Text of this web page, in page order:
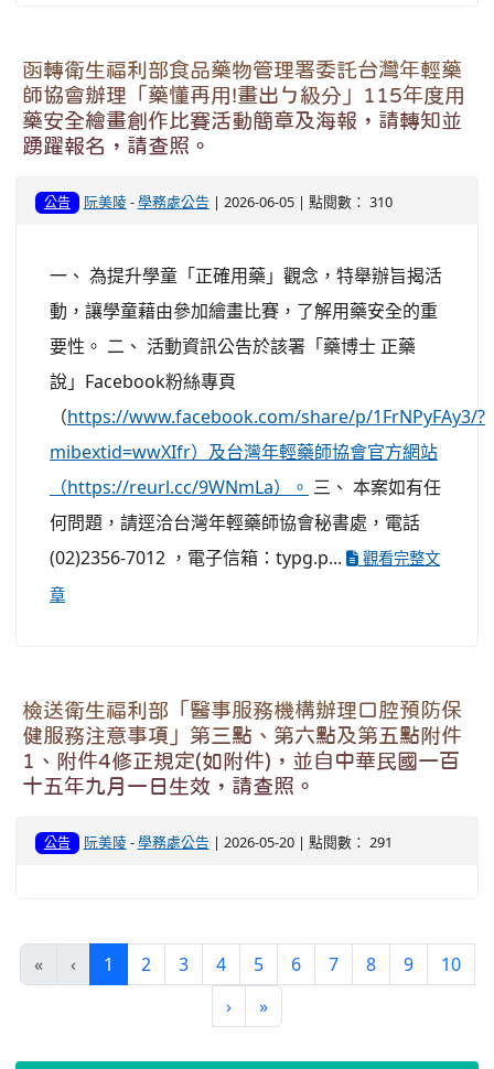
函轉衛生福利部食品藥物管理署委託台灣年輕藥
師協會辦理「藥懂再用!畫出ㄅ級分」115年度用
藥安全繪畫創作比賽活動簡章及海報，請轉知並
踴躍報名，請查照。
公告 阮美陵-學務處公告 | 2026-06-05 | 點閱數： 310
一、 為提升學童「正確用藥」觀念，特舉辦旨揭活
動，讓學童藉由參加繪畫比賽，了解用藥安全的重
要性。 二、 活動資訊公告於該署「藥博士 正藥
說」Facebook粉絲專頁
（https://www.facebook.com/share/p/1FrNPyFAy3/?
mibextid=wwXIfr）及台灣年輕藥師協會官方網站
（https://reurl.cc/9WNmLa）。 三、 本案如有任
何問題，請逕洽台灣年輕藥師協會秘書處，電話
(02)2356-7012 ，電子信箱：typg.p...
觀看完整文
章
檢送衛生福利部「醫事服務機構辦理口腔預防保
健服務注意事項」第三點、第六點及第五點附件
1、附件4修正規定(如附件)，並自中華民國一百
十五年九月一日生效，請查照。
公告 阮美陵-學務處公告 | 2026-05-20 | 點閱數： 291
« ‹ 1 (current)
2 3 4 5 6 7 8 9
10
›
»